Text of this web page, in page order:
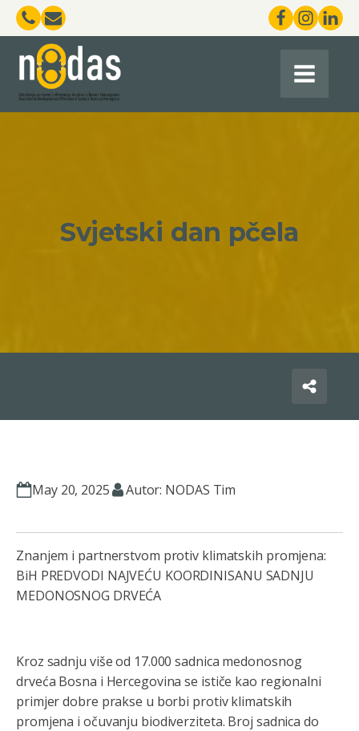
Svjetski dan pčela
May 20, 2025 Autor: NODAS Tim
Znanjem i partnerstvom protiv klimatskih promjena:
BiH PREDVODI NAJVEĆU KOORDINISANU SADNJU
MEDONOSNOG DRVEĆA
Kroz sadnju više od 17.000 sadnica medonosnog
drveća Bosna i Hercegovina se ističe kao regionalni
primjer dobre prakse u borbi protiv klimatskih
promjena i očuvanju biodiverziteta. Broj sadnica do